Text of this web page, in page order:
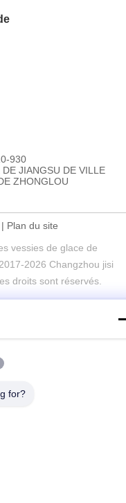
930
JIANGSU DE VILLE
ZHONGLOU
| Plan du site
vessies de glace de
2026 Changzhou jisi
droits sont réservés.
for?